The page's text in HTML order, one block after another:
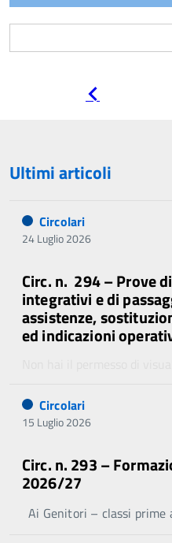
Ultimi articoli
Circolari
24 Luglio 2026
Circ. n. 294 – Prove
integrativi e di
assistenze,
ed indicazioni
Circolari
15 Luglio 2026
Circ. n. 293 –
2026/27
Ai Genitori – classi prime